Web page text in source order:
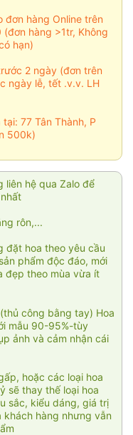
đơn hàng Online trên
hàng >1tr, Không
hạn)
2 ngày (đơn trên
ngày lễ, tết .v.v. LH
77 Tân Thành, P
500k)
liên hệ qua Zalo để
rôn,...
đặt hoa theo yêu cầu
phẩm độc đáo, mới
đẹp theo mùa vừa ít
công bằng tay) Hoa
mẫu 90-95%-tùy
ảnh và cảm nhận cái
hoặc các loại hoa
sẽ thay thế loại hoa
sắc, kiểu dáng, giá trị
hàng nhưng vẫn